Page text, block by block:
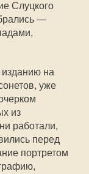
Слуцкого
—
изданию на
уже
из
работали,
перед
портретом